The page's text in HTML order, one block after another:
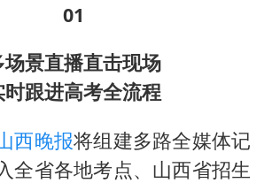
01
场景直播直击现场
时跟进高考全流程
西晚报将组建多路全媒体记
全省各地考点、山西省招生